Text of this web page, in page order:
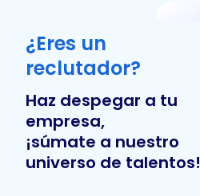
¿Eres un
reclutador?
Haz despegar a tu
empresa,
¡súmate a nuestro
universo de talentos!